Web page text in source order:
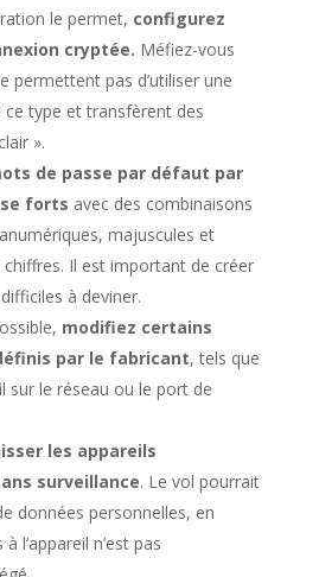
le permet, configurez
cryptée. Méfiez-vous
permettent pas d’utiliser une
type et transfèrent des
».
de passe par défaut par
forts avec des combinaisons
majuscules et
Il est important de créer
à deviner.
modifiez certains
par le fabricant, tels que
sur le réseau ou le port de
les appareils
surveillance. Le vol pourrait
données personnelles, en
l’appareil n’est pas